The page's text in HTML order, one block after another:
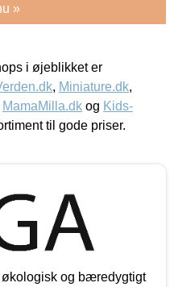
»
i øjeblikket er
, Miniature.dk,
MamaMilla.dk og Kids-
til gode priser.
og bæredygtigt